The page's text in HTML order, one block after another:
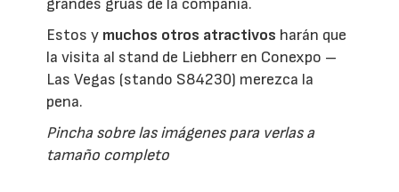
grandes grúas de la compañía.
Estos y muchos otros atractivos harán que
la visita al stand de Liebherr en Conexpo –
Las Vegas (stando S84230) merezca la
pena.
Pincha sobre las imágenes para verlas a
tamaño completo